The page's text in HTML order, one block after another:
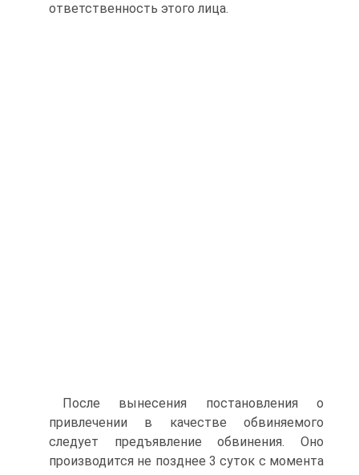
ответственность этого лица.
После вынесения постановления о
привлечении в качестве обвиняемого
следует предъявление обвинения. Оно
производится не позднее 3 суток с момента